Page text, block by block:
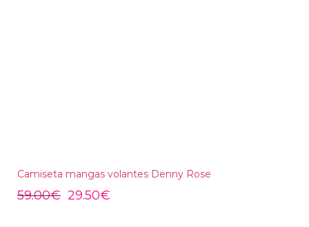
Camiseta mangas volantes Denny Rose
59.00€ 29.50€